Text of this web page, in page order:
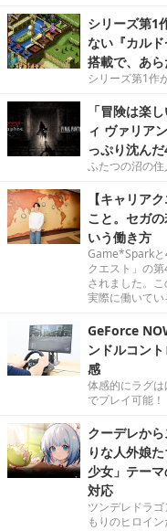
シリーズ第1
ない『カル
搭載で、あ
シリーズ第1作
「冒険は楽
ィ ヴァリア
っぷり沈ん
ふたつの沼の住
【キャリア
こと。セガ
いう働き方
Game*Sparkと
クエスト」の
されました。
実際に働いてい
GeForce
ンドルコン
感
体感的にラグ
でプレイ可能！
クーデレか
りな人外娘
少女」テー
対応
ツンデレドラ
もりのヒロイン